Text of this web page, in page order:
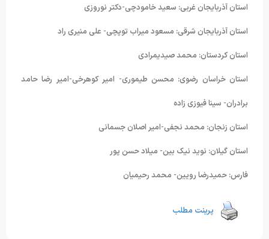
استان آذربایجان غربی: سعید خامودچی-دکتر نوروزی
استان آذربایجان شرقی: مسعود میراب توپچی- علی منیری راد
استان کردستان: محمد صیدیمرادی
استان خراسان رضوی: محسن طیموری- امیر کوهرخی-امیر رضا حامد
برادران- سینا فیوزی زاده
استان زنجان: محمد نجفی-امیر اصلان جسمانی
استان گیلان: نوید نیک بین- میلاد حسن پور
فارس: حمیدرضا رویین- محمد رحیمیان
پرینت مطلب